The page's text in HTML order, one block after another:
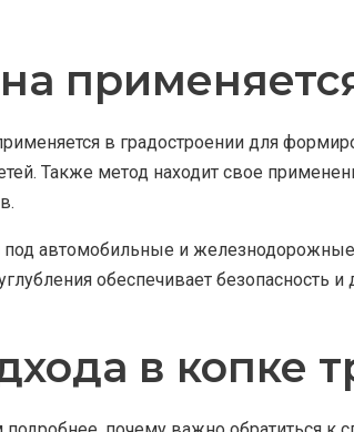
в градостроении для
Также метод находит свое
автомобильные и железнодорожные
обеспечивает безопасность и
в копке